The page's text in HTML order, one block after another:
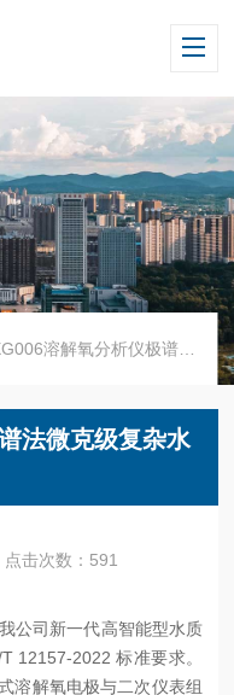
溶解氧分析仪极谱法微克级复杂水样稳定测量
法微克级复杂水
点击次数：591
公司新一代高智能型水质
12157-2022 标准要求。
溶解氧电极与二次仪表组